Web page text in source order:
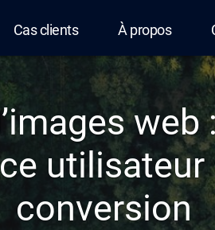
Cas clients À propos
web
conversion